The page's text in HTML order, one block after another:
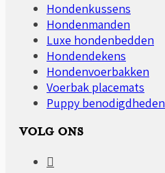
Hondenkussens
Hondenmanden
Luxe hondenbedden
Hondendekens
Hondenvoerbakken
Voerbak placemats
Puppy benodigdheden
VOLG ONS